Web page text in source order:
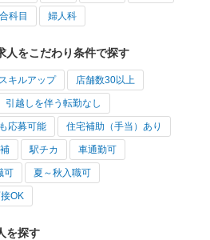
科目 婦人科
人をこだわり条件で探す
スキルアップ 店舗数30以上
引越しを伴う転勤なし
応募可能 住宅補助（手当）あり
駅チカ 車通勤可
可 夏～秋入職可
OK
を探す